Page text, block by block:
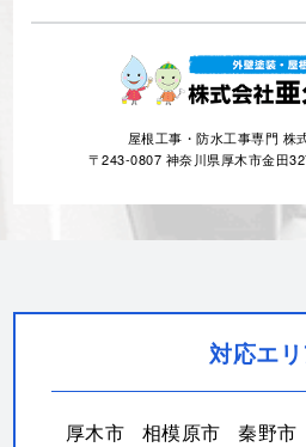
屋根工事・防水工事専門 株
〒243-0807 神奈川県厚木市金田
対応エ
厚木市 相模原市 秦野市